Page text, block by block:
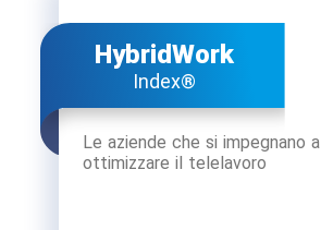
HybridWork
Index®
Le aziende che si impegnano a
ottimizzare il telelavoro